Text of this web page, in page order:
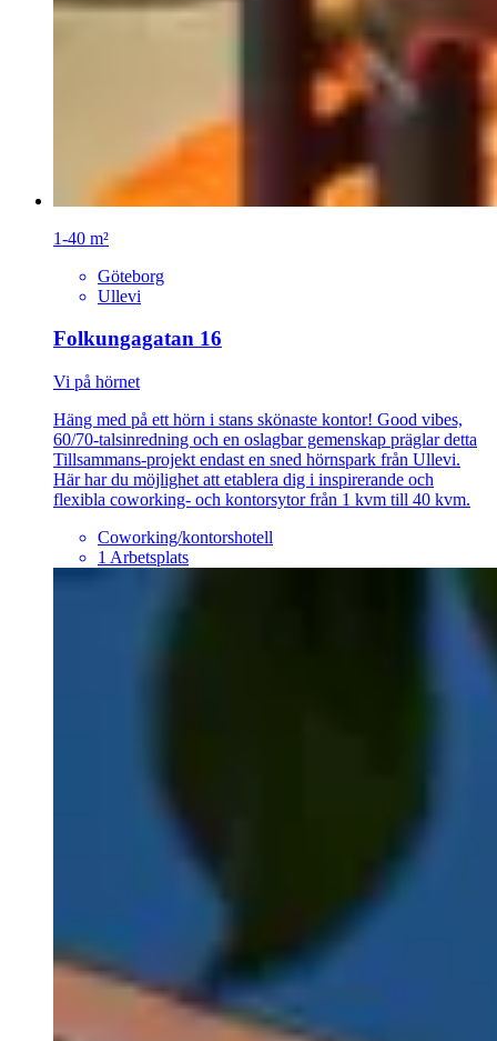
1-40 m²
Göteborg
Ullevi
Folkungagatan 16
Vi på hörnet
Häng med på ett hörn i stans skönaste kontor! Good vibes,
60/70-talsinredning och en oslagbar gemenskap präglar detta
Tillsammans-projekt endast en sned hörnspark från Ullevi.
Här har du möjlighet att etablera dig i inspirerande och
flexibla coworking- och kontorsytor från 1 kvm till 40 kvm.
Coworking/kontorshotell
1 Arbetsplats